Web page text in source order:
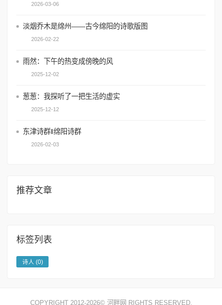
2026-03-06
淡烟乔木是绵州——古今绵阳的诗歌版图
2026-02-22
雨然：下午的热变成傍晚的风
2025-12-02
葱葱：我探听了一把生活的虚实
2025-12-12
东津诗群‖绵阳诗群
2026-02-03
推荐文章
标签列表
诗人 (0)
COPYRIGHT 2012-2026© 河畔网 RIGHTS RESERVED.